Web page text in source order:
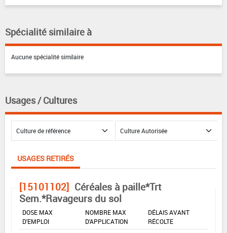
Spécialité similaire à
Aucune spécialité similaire
Usages / Cultures
USAGES RETIRÉS
[15101102] Céréales à paille*Trt
Sem.*Ravageurs du sol
DOSE MAX
D'EMPLOI
NOMBRE MAX
D'APPLICATION
DÉLAIS AVANT
RÉCOLTE